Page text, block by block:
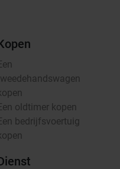
oldtimer kopen
bedrijfsvoertuig